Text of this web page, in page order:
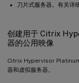
刀片式服务器。有关详
创建用于 Citrix
器的公用映像
Citrix Hypervisor
器和虚拟服务器。